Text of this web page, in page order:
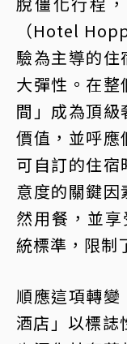
（Hotel
驗為主導的住
大彈性。在整
間」成為頂級
價值，並呼應
可自訂的住宿
意度的關鍵因
然用餐，並
統標準，限制
順應這項轉變
酒店」以標誌